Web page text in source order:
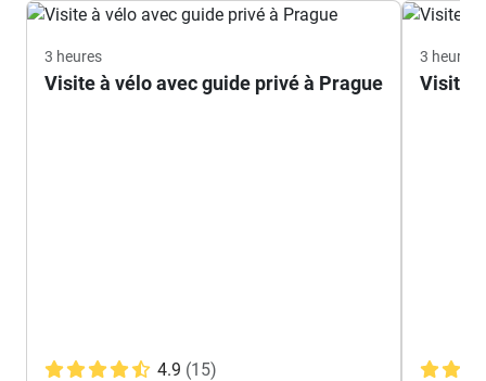
3 heures
Visite à vélo avec guide privé à Prague
4.9 (15)
3 heures
Visite